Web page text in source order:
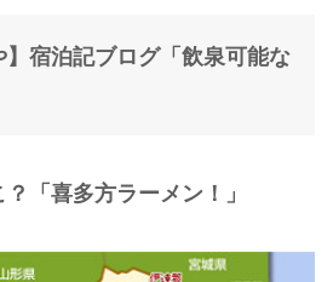
宿泊記ブログ「飲泉可能な
「喜多方ラーメン！」